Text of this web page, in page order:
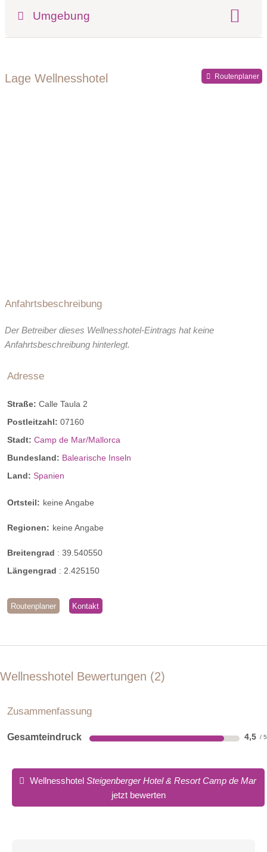
Umgebung
Lage Wellnesshotel Routenplaner
Anfahrtsbeschreibung
Der Betreiber dieses Wellnesshotel-Eintrags hat keine
Anfahrtsbeschreibung hinterlegt.
Adresse
Straße: Calle Taula 2
Postleitzahl: 07160
Stadt: Camp de Mar/Mallorca
Bundesland: Balearische Inseln
Land: Spanien
Ortsteil: keine Angabe
Regionen: keine Angabe
Breitengrad : 39.540550
Längengrad : 2.425150
Routenplaner Kontakt
Wellnesshotel Bewertungen 2
Zusammenfassung
Gesamteindruck 4,5
Wellnesshotel Steigenberger Hotel & Resort Camp de Mar
jetzt bewerten